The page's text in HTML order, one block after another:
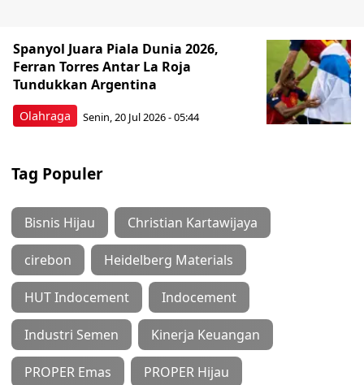
Olahraga
Spanyol Juara Piala Dunia 2026,
Ferran Torres Antar La Roja
Tundukkan Argentina
Senin, 20 Jul 2026 - 05:44
Tag Populer
Bisnis Hijau Christian Kartawijaya
cirebon Heidelberg Materials
HUT Indocement Indocement
Industri Semen Kinerja Keuangan
PROPER Emas PROPER Hijau